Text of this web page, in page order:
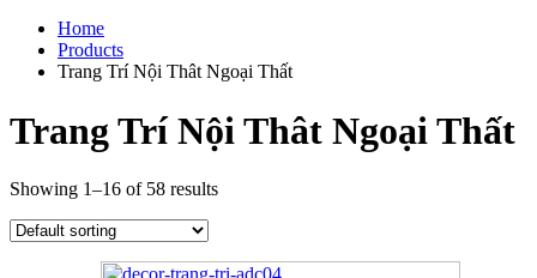
Home
Products
Trang Trí Nội Thât Ngoại Thất
Trang Trí Nội Thât Ngoại Thất
Showing 1–16 of 58 results